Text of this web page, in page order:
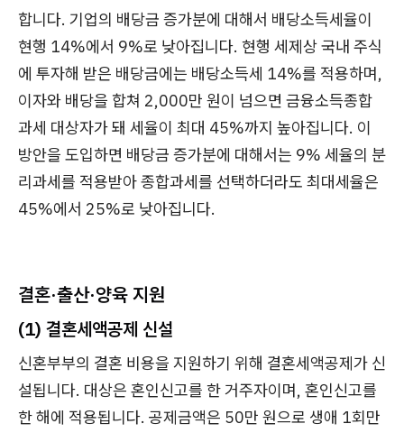
합니다. 기업의 배당금 증가분에 대해서 배당소득세율이
현행 14%에서 9%로 낮아집니다. 현행 세제상 국내 주식
에 투자해 받은 배당금에는 배당소득세 14%를 적용하며,
이자와 배당을 합쳐 2,000만 원이 넘으면 금융소득종합
과세 대상자가 돼 세율이 최대 45%까지 높아집니다. 이
방안을 도입하면 배당금 증가분에 대해서는 9% 세율의 분
리과세를 적용받아 종합과세를 선택하더라도 최대세율은
45%에서 25%로 낮아집니다.
결혼·출산·양육 지원
(1) 결혼세액공제 신설
신혼부부의 결혼 비용을 지원하기 위해 결혼세액공제가 신
설됩니다. 대상은 혼인신고를 한 거주자이며, 혼인신고를
한 해에 적용됩니다. 공제금액은 50만 원으로 생애 1회만